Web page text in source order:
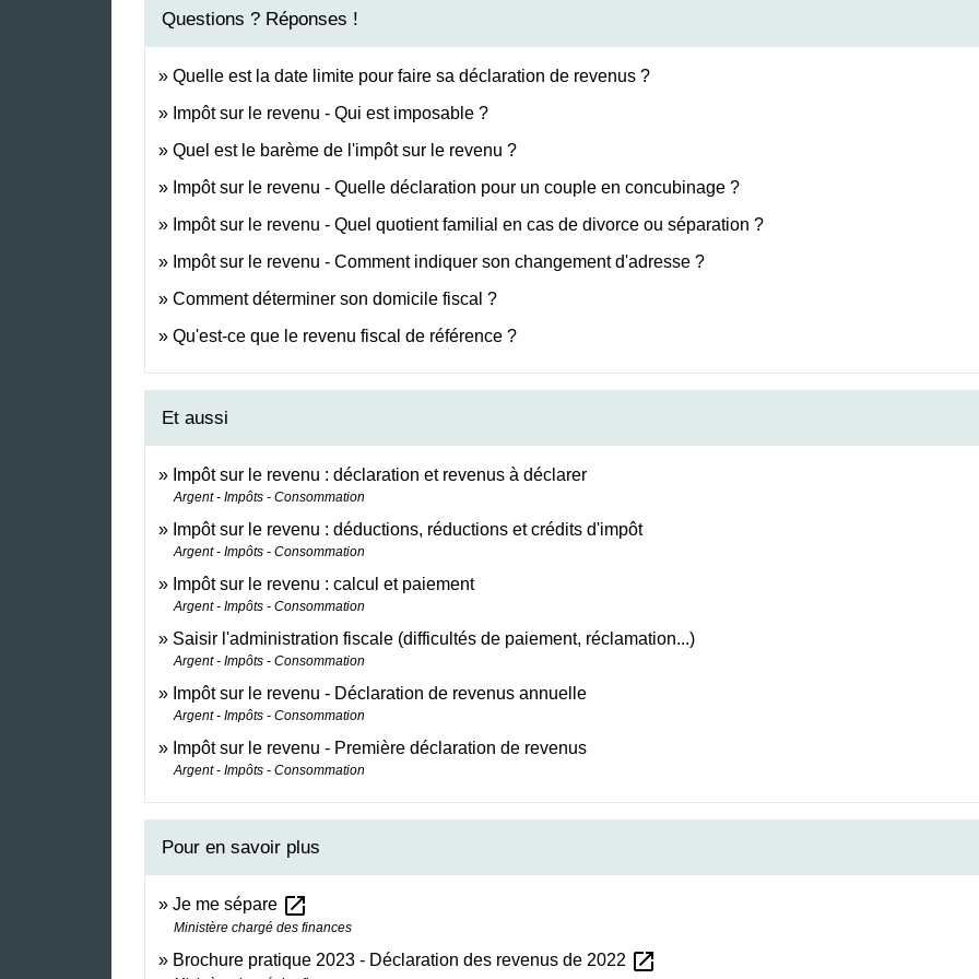
Questions ? Réponses !
Quelle est la date limite pour faire sa déclaration de revenus ?
Impôt sur le revenu - Qui est imposable ?
Quel est le barème de l'impôt sur le revenu ?
Impôt sur le revenu - Quelle déclaration pour un couple en concubinage ?
Impôt sur le revenu - Quel quotient familial en cas de divorce ou séparation ?
Impôt sur le revenu - Comment indiquer son changement d'adresse ?
Comment déterminer son domicile fiscal ?
Qu'est-ce que le revenu fiscal de référence ?
Et aussi
Impôt sur le revenu : déclaration et revenus à déclarer
Argent - Impôts - Consommation
Impôt sur le revenu : déductions, réductions et crédits d'impôt
Argent - Impôts - Consommation
Impôt sur le revenu : calcul et paiement
Argent - Impôts - Consommation
Saisir l'administration fiscale (difficultés de paiement, réclamation...)
Argent - Impôts - Consommation
Impôt sur le revenu - Déclaration de revenus annuelle
Argent - Impôts - Consommation
Impôt sur le revenu - Première déclaration de revenus
Argent - Impôts - Consommation
Pour en savoir plus
Je me sépare open_in_new
Ministère chargé des finances
Brochure pratique 2023 - Déclaration des revenus de 2022 open_in_new